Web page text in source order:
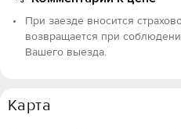
При заезде вносится
возвращается при
Вашего выезда.
Карта